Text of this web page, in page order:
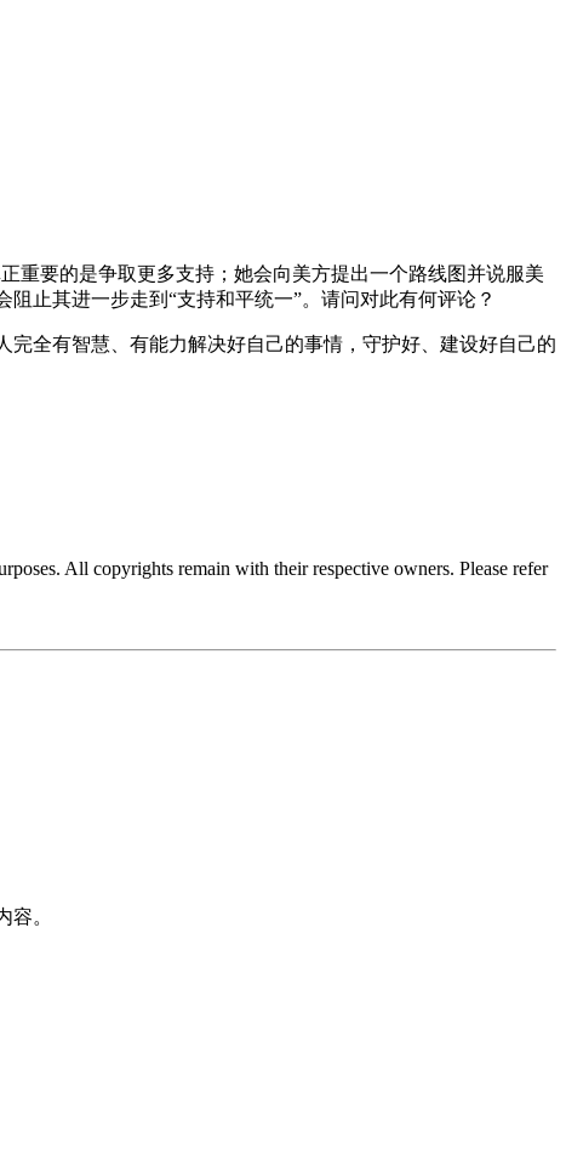
要的是争取更多支持；她会向美方提出一个路线图并说服美
阻止其进一步走到“支持和平统一”。请问对此有何评论？
全有智慧、有能力解决好自己的事情，守护好、建设好自己的
All copyrights remain with their respective owners. Please refer
。